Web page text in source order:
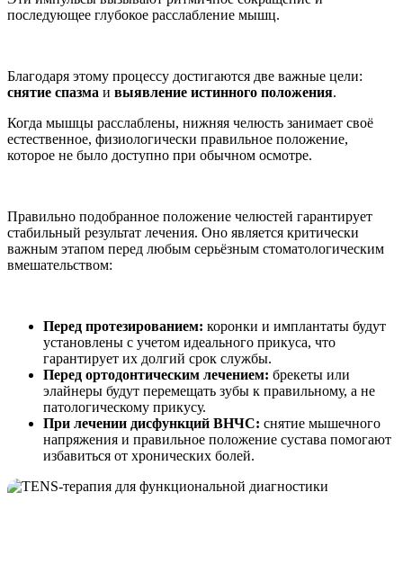
последующее глубокое расслабление мышц.
Благодаря этому процессу достигаются две важные цели:
снятие спазма и выявление истинного положения.
Когда мышцы расслаблены, нижняя челюсть занимает своё
естественное, физиологически правильное положение,
которое не было доступно при обычном осмотре.
Правильно подобранное положение челюстей гарантирует
стабильный результат лечения. Оно является критически
важным этапом перед любым серьёзным стоматологическим
вмешательством:
Перед протезированием: коронки и имплантаты будут
установлены с учетом идеального прикуса, что
гарантирует их долгий срок службы.
Перед ортодонтическим лечением: брекеты или
элайнеры будут перемещать зубы к правильному, а не
патологическому прикусу.
При лечении дисфункций ВНЧС: снятие мышечного
напряжения и правильное положение сустава помогают
избавиться от хронических болей.